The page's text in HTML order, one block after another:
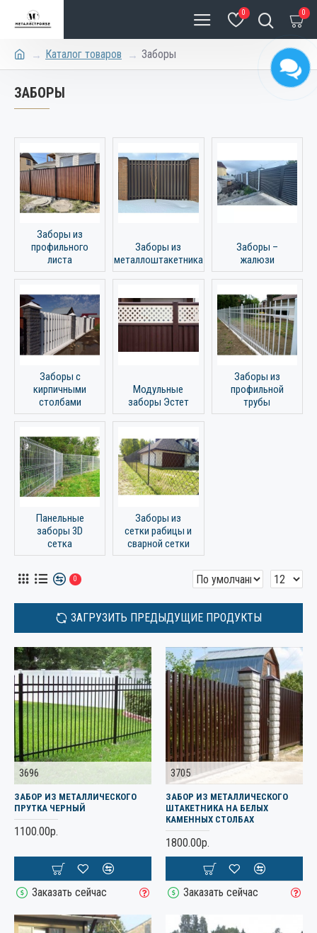
0 0
Каталог товаров Заборы
ЗАБОРЫ
Заборы из
профильного
листа
Заборы из
металлоштакетника
Заборы –
жалюзи
Заборы с
кирпичными
столбами
Модульные
заборы Эстет
Заборы из
профильной
трубы
Панельные
заборы 3D
сетка
Заборы из
сетки рабицы и
сварной сетки
0
ЗАГРУЗИТЬ ПРЕДЫДУЩИЕ ПРОДУКТЫ
3696
ЗАБОР ИЗ МЕТАЛЛИЧЕСКОГО
ПРУТКА ЧЕРНЫЙ
1100.00р.
Заказать сейчас
3705
ЗАБОР ИЗ МЕТАЛЛИЧЕСКОГО
ШТАКЕТНИКА НА БЕЛЫХ
КАМЕННЫХ СТОЛБАХ
1800.00р.
Заказать сейчас